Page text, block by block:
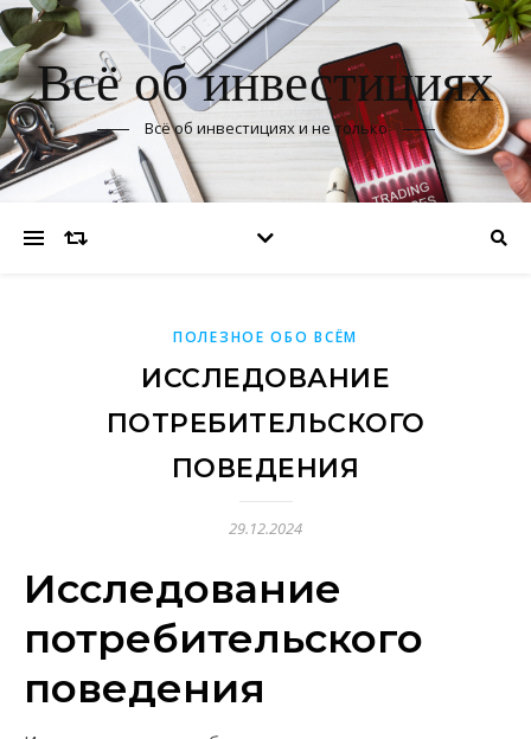
Всё об инвестициях
Всё об инвестициях и не только
ПОЛЕЗНОЕ ОБО ВСЁМ
ИССЛЕДОВАНИЕ
ПОТРЕБИТЕЛЬСКОГО
ПОВЕДЕНИЯ
29.12.2024
Исследование
потребительского
поведения